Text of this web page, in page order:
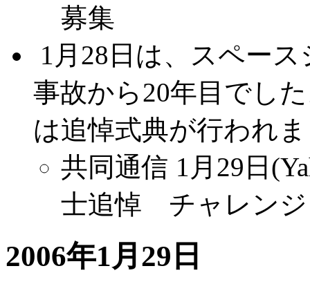
募集
1月28日は、スペー
事故から20年目でし
は追悼式典が行われ
共同通信 1月29日
士追悼 チャレンジ
2006年1月29日